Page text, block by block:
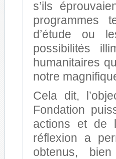
s’ils
programmes
d’étude ou
possibilités
humanitaires
notre
Cela dit,
Fondation
actions et de
réflexion a
obtenus,